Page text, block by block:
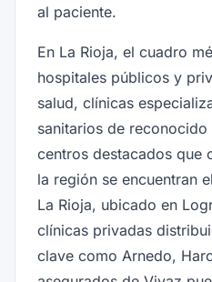
al paciente.
En La Rioja, el cuadro
hospitales públicos y
salud, clínicas
sanitarios de
centros destacados que
la región se encuentran
La Rioja, ubicado en
clínicas privadas
clave como Arnedo,